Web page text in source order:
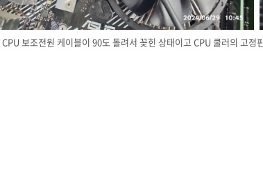
CPU 보조전원 케이블이 90도 돌려서 꽂힌 상태이고 CPU 쿨러의 고